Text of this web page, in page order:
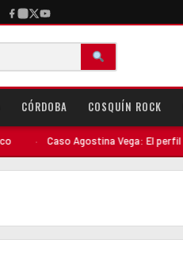
CÓRDOBA COSQUÍN ROCK
Caso Agostina Vega: El perfil